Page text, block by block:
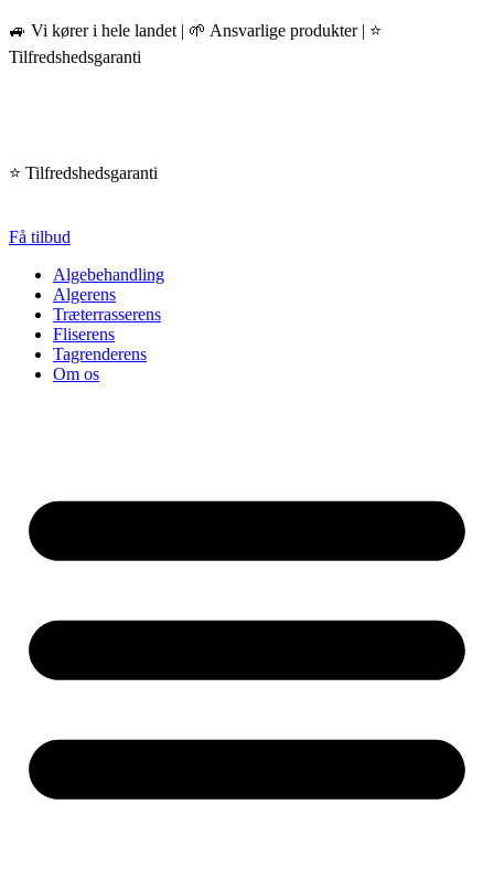
Videre
indhold
🚙 Vi kører i hele landet | 🌱 Ansvarlige produkter | ⭐️
Tilfredshedsgaranti
⭐️ Tilfredshedsgaranti
Få tilbud
Algebehandling
Algerens
Træterrasserens
Fliserens
Tagrenderens
Om os